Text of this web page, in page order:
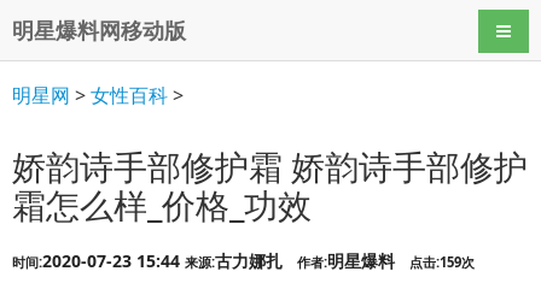
明星爆料网移动版 导航
明星网 >女性百科>
娇韵诗手部修护霜 娇韵诗手部修护
霜怎么样_价格_功效
时间:2020-07-23 15:44 来源:古力娜扎 作者:明星爆料 点击:159次